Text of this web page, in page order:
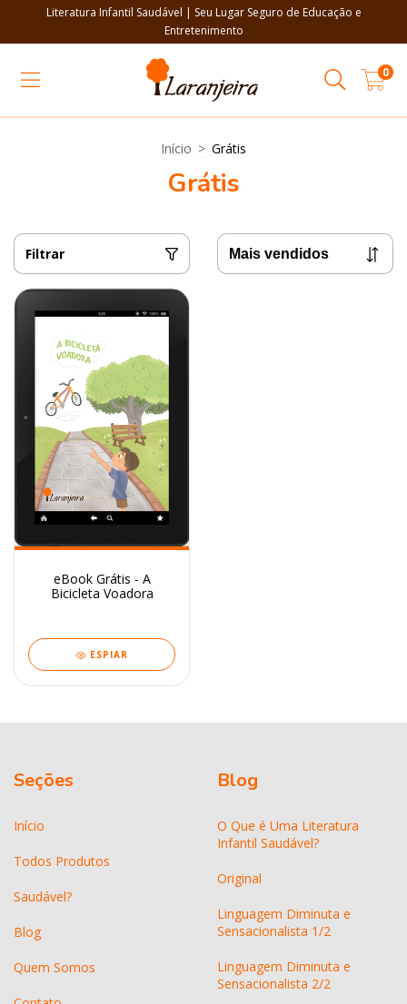
Literatura Infantil Saudável | Seu Lugar Seguro de Educação e
Entretenimento
0
Início > Grátis
Grátis
Filtrar
eBook Grátis - A
Bicicleta Voadora
ESPIAR
Seções
Início
Todos Produtos
Saudável?
Blog
Quem Somos
Blog
O Que é Uma Literatura
Infantil Saudável?
Original
Linguagem Diminuta e
Sensacionalista 1/2
Linguagem Diminuta e
Sensacionalista 2/2